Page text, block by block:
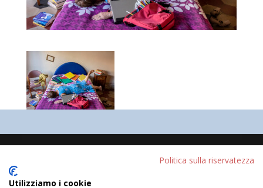
Politica sulla riservatezza
Utilizziamo i cookie